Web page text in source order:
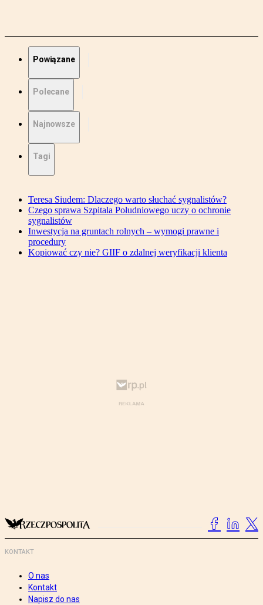
Powiązane
Polecane
Najnowsze
Tagi
Teresa Siudem: Dlaczego warto słuchać sygnalistów?
Czego sprawa Szpitala Południowego uczy o ochronie
sygnalistów
Inwestycja na gruntach rolnych – wymogi prawne i
procedury
Kopiować czy nie? GIIF o zdalnej weryfikacji klienta
KONTAKT
O nas
Kontakt
Napisz do nas